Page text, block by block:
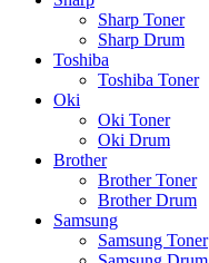
Sharp Toner
Sharp Drum
Toshiba
Toshiba Toner
Oki
Oki Toner
Oki Drum
Brother
Brother Toner
Brother Drum
Samsung
Samsung Toner